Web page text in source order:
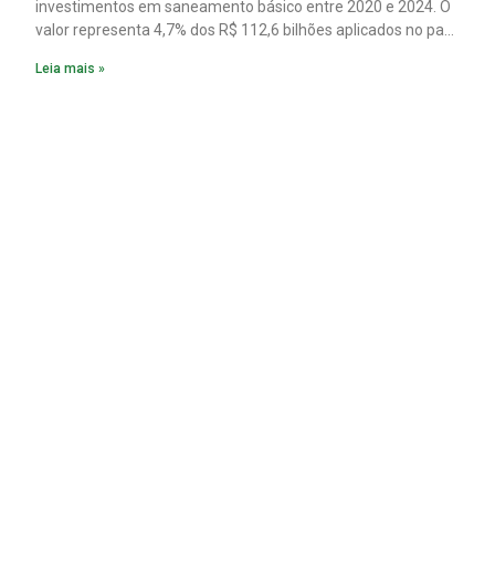
investimentos em saneamento básico entre 2020 e 2024. O
valor representa 4,7% dos R$ 112,6 bilhões aplicados no país
Brasil em parceria com a GO Associados.
Leia mais »